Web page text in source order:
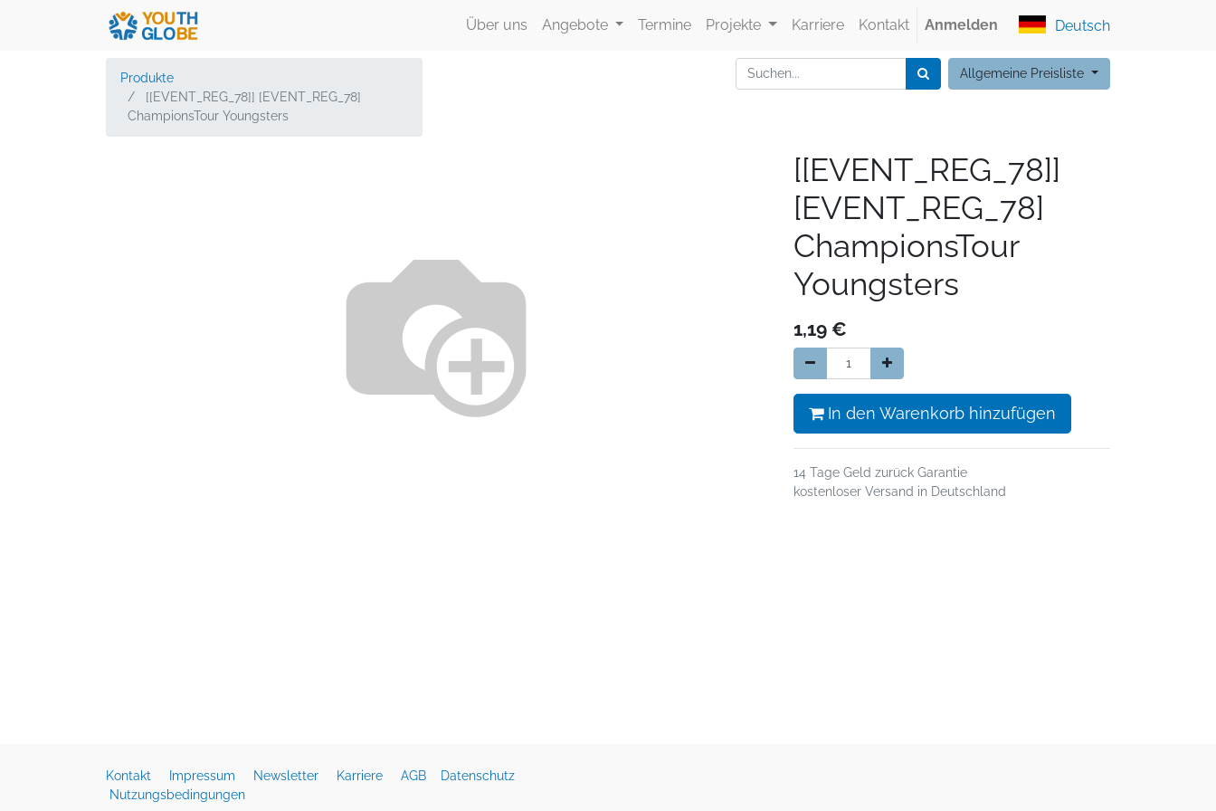
Über uns Angebote Termine Projekte Karriere Kontakt Anmelden Deutsch
Produkte
[[EVENT_REG_78]] [EVENT_REG_78]
ChampionsTour Youngsters
Allgemeine Preisliste
[[EVENT_REG_78]]
[EVENT_REG_78]
ChampionsTour
Youngsters
1,19 €
In den Warenkorb hinzufügen
14 Tage Geld zurück Garantie
kostenloser Versand in Deutschland
Kontakt Impressum Newsletter Karriere AGB
Datenschutz
Nutzungsbedingungen